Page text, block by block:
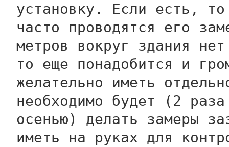
установку. Если есть,
часто проводятся его
метров вокруг здания
то еще понадобится и
желательно иметь
необходимо будет (2
осенью) делать замеры
иметь на руках для